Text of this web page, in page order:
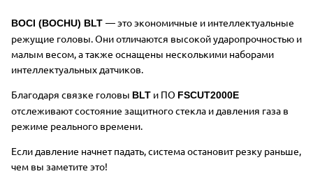
BOCI (BOCHU) BLT — это экономичные и интеллектуальные
режущие головы. Они отличаются высокой ударопрочностью и
малым весом, а также оснащены несколькими наборами
интеллектуальных датчиков.
Благодаря связке головы BLT и ПО FSCUT2000E
отслеживают состояние защитного стекла и давления газа в
режиме реального времени.
Если давление начнет падать, система остановит резку раньше,
чем вы заметите это!